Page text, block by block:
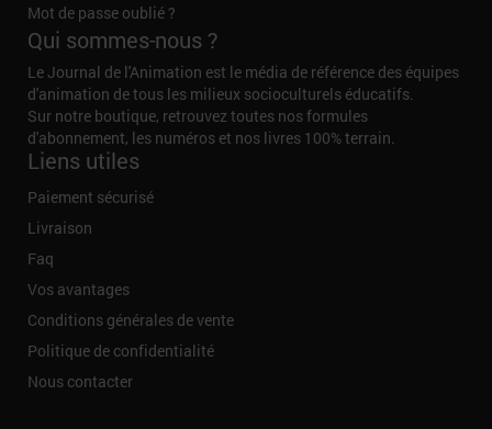
Mot de passe oublié ?
Qui sommes-nous ?
Le Journal de l'Animation est le média de référence des équipes
d'animation de tous les milieux socioculturels éducatifs.
Sur notre boutique, retrouvez toutes nos formules
d'abonnement, les numéros et nos livres 100% terrain.
Liens utiles
Paiement sécurisé
Livraison
Faq
Vos avantages
Conditions générales de vente
Politique de confidentialité
Nous contacter